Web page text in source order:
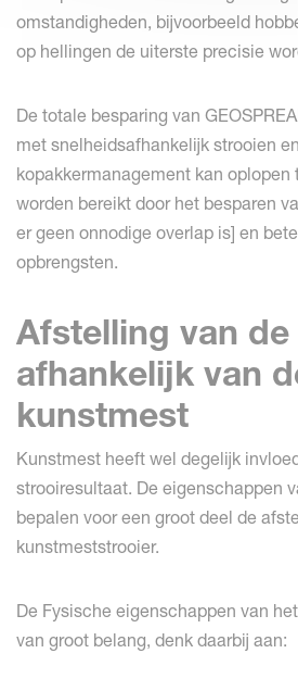
omstandigheden, bijvoorbeeld
op hellingen de uiterste precisie
De totale besparing van
met snelheidsafhankelijk strooien
kopakkermanagement kan oplopen
worden bereikt door het besparen
er geen onnodige overlap is] en
opbrengsten.
Afstelling van
afhankelijk van
kunstmest
Kunstmest heeft wel degelijk
strooiresultaat. De eigenschappen
bepalen voor een groot deel de
kunstmeststrooier.
De Fysische eigenschappen van
van groot belang, denk daarbij aan: